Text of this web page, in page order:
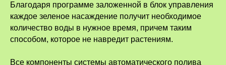
Благодаря программе заложенной в блок управления
каждое зеленое насаждение получит необходимое
количество воды в нужное время, причем таким
способом, которое не навредит растениям.
Все компоненты системы автоматического полива